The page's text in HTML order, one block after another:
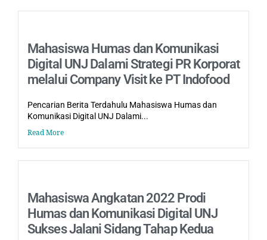
Mahasiswa Humas dan Komunikasi
Digital UNJ Dalami Strategi PR Korporat
melalui Company Visit ke PT Indofood
Pencarian Berita Terdahulu Mahasiswa Humas dan
Komunikasi Digital UNJ Dalami...
Read More
Mahasiswa Angkatan 2022 Prodi
Humas dan Komunikasi Digital UNJ
Sukses Jalani Sidang Tahap Kedua